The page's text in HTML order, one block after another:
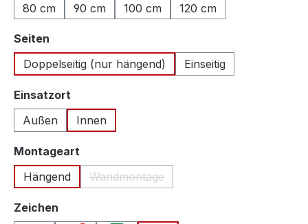
80 cm
90 cm 100 cm 120 cm
Seiten
Doppelseitig (nur hängend)
Einseitig
Einsatzort
Außen
Innen
Montageart
Hängend
Wandmontage
(Diese Option ist zurzeit nicht
Zeichen